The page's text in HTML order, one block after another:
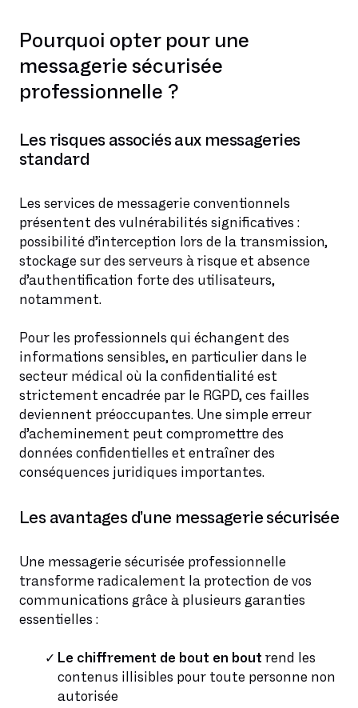
Pourquoi opter pour une
messagerie sécurisée
professionnelle ?
Les risques associés aux messageries
standard
Les services de messagerie conventionnels
présentent des vulnérabilités significatives :
possibilité d’interception lors de la transmission,
stockage sur des serveurs à risque et absence
d’authentification forte des utilisateurs,
notamment.
Pour les professionnels qui échangent des
informations sensibles, en particulier dans le
secteur médical où la confidentialité est
strictement encadrée par le RGPD, ces failles
deviennent préoccupantes. Une simple erreur
d’acheminement peut compromettre des
données confidentielles et entraîner des
conséquences juridiques importantes.
Les avantages d’une messagerie sécurisée
Une messagerie sécurisée professionnelle
transforme radicalement la protection de vos
communications grâce à plusieurs garanties
essentielles :
Le chiffrement de bout en bout rend les
contenus illisibles pour toute personne non
autorisée